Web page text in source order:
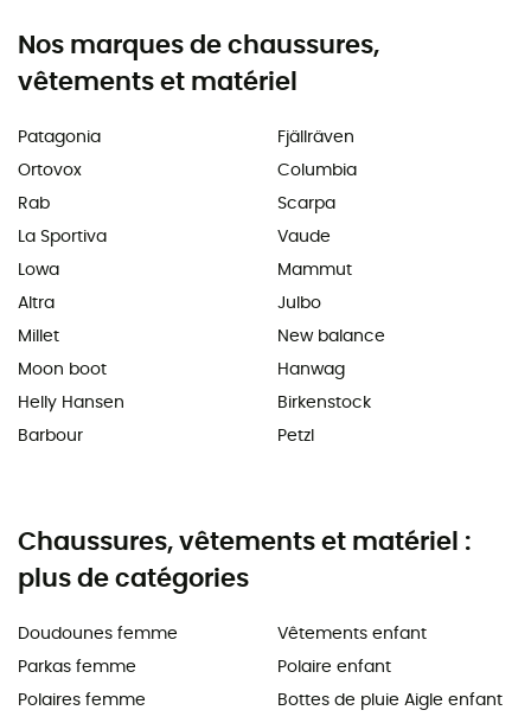
Nos marques de chaussures,
vêtements et matériel
Patagonia
Ortovox
Rab
La Sportiva
Lowa
Altra
Millet
Moon boot
Helly Hansen
Barbour
Fjällräven
Columbia
Scarpa
Vaude
Mammut
Julbo
New balance
Hanwag
Birkenstock
Petzl
Chaussures, vêtements et matériel :
plus de catégories
Doudounes femme
Parkas femme
Polaires femme
Vêtements enfant
Polaire enfant
Bottes de pluie Aigle enfant